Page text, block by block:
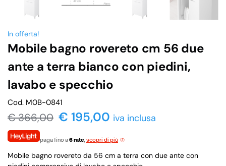
In offerta!
Mobile bagno rovereto cm 56 due
ante a terra bianco con piedini,
lavabo e specchio
Cod. M0B-0841
€366,00 € 195,00 iva inclusa
paga fino a6 rate, scopri di più
Mobile bagno rovereto da 56 cm a terra con due ante con